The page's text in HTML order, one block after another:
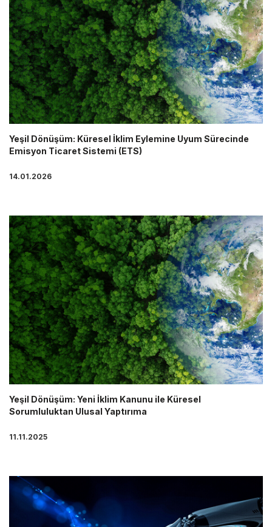
Yeşil Dönüşüm: Küresel İklim Eylemine Uyum Sürecinde
Emisyon Ticaret Sistemi (ETS)
14.01.2026
Yeşil Dönüşüm: Yeni İklim Kanunu ile Küresel
Sorumluluktan Ulusal Yaptırıma
11.11.2025